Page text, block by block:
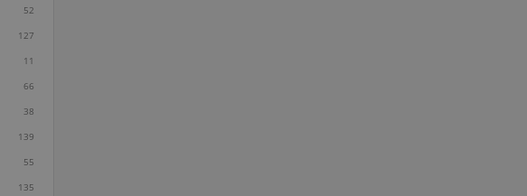
52
127
11
66
38
139
55
135